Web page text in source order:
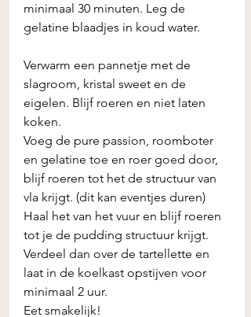
minimaal 30 minuten. Leg de
gelatine blaadjes in koud water.
Verwarm een pannetje met de
slagroom, kristal sweet en de
eigelen. Blijf roeren en niet laten
koken.
Voeg de pure passion, roomboter
en gelatine toe en roer goed door,
blijf roeren tot het de structuur van
vla krijgt. (dit kan eventjes duren)
Haal het van het vuur en blijf roeren
tot je de pudding structuur krijgt.
Verdeel dan over de tartellette en
laat in de koelkast opstijven voor
minimaal 2 uur.
Eet smakelijk!